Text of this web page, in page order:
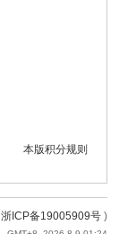
本版积分规则
浙ICP备19005909号)